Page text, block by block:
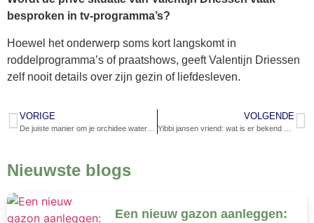
besproken in tv-programma’s?
Hoewel het onderwerp soms kort langskomt in
roddelprogramma’s of praatshows, geeft Valentijn Driessen
zelf nooit details over zijn gezin of liefdesleven.
VORIGE VOLGENDE
Nieuwste blogs
Een nieuw gazon aanleggen: